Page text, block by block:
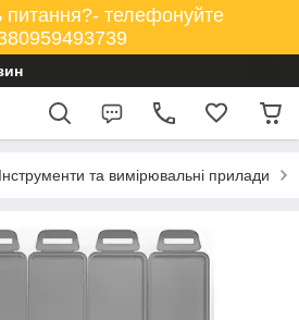
телефонуйте
Інструменти та вимірювальні прилади